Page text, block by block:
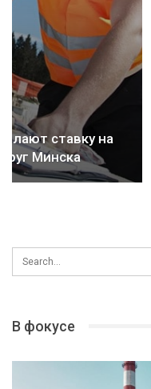
Драма
В фокусе